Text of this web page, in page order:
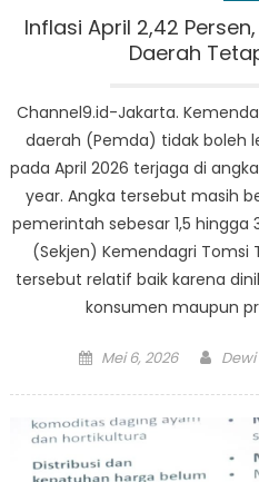
Inflasi April 2,42
Daerah
Channel9.id-Jakarta.
daerah (Pemda) tidak boleh
pada April 2026 terjaga di
year. Angka tersebut masih
pemerintah sebesar 1,5 hingga
(Sekjen) Kemendagri
tersebut relatif baik karena
konsumen maupun
Posted
Mei 6, 2026 Author
Dewi